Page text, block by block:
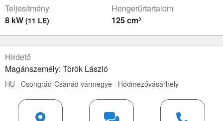
Teljesítmény
8 kW (11 LE)
Hengerűrtartalom
125 cm³
Hirdető
Magánszemély: Török László
HU · Csongrád-Csanád vármegye · Hódmezővásárhely